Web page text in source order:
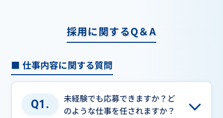
採用に関するQ＆A
■ 仕事内容に関する質問
Q1.
未経験でも応募できますか？ど
のような仕事を任されますか？